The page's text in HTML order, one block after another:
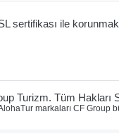
sertifikası ile
Turizm. Tüm Hakları
markaları CF Group